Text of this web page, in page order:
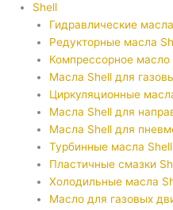
Shell
Гидравлические
Редукторные масла
Компрессорное масло
Масла Shell для
Циркуляционные
Масла Shell для
Масла Shell для
Турбинные масла Shell
Пластичные смазки
Холодильные масла
Масло для газовых